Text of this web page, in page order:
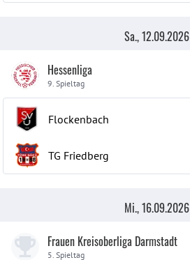
Sa., 12.09.2026
Hessenliga
9. Spieltag
Flockenbach
TG Friedberg
Mi., 16.09.2026
Frauen Kreisoberliga Darmstadt
5. Spieltag